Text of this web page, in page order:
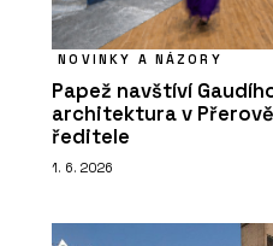
NOVINKY A NÁZORY
Papež navštíví
architektura v
ředitele
1. 6. 2026